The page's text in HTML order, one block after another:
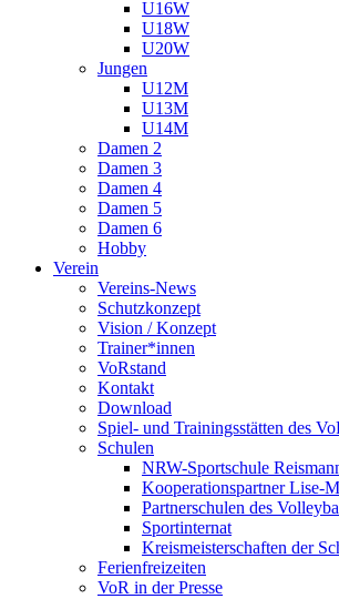
U16W
U18W
U20W
Jungen
U12M
U13M
U14M
Damen 2
Damen 3
Damen 4
Damen 5
Damen 6
Hobby
Verein
Vereins-News
Schutzkonzept
Vision / Konzept
Trainer*innen
VoRstand
Kontakt
Download
Spiel- und Trainingsstätten des
Schulen
NRW-Sportschule
Kooperationspartner Lise-
Partnerschulen des
Sportinternat
Kreismeisterschaften der
Ferienfreizeiten
VoR in der Presse